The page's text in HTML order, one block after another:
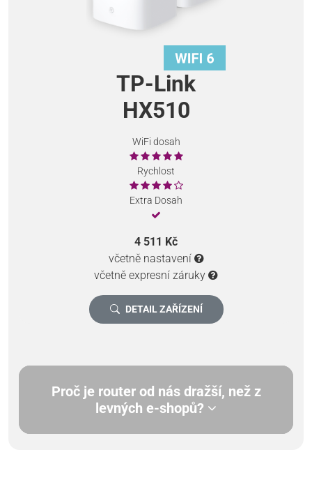
TP-Link
HX510
WiFi dosah
Rychlost
Extra Dosah
4 511 Kč
včetně nastavení
včetně expresní záruky
DETAIL ZAŘÍZENÍ
Proč je router od nás dražší, než z
levných e-shopů?